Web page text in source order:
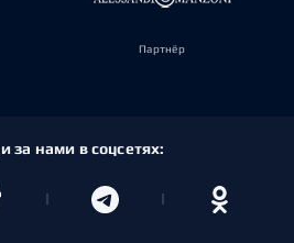
Партнёр
за нами в соцсетях: